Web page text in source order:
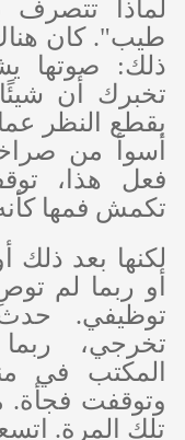
لماذا تتصرف
طيب". كان
ذلك: صوتها
تخبرك أن
بقطع النظر
أسوأ من
فعل هذا،
تكمش فمها
لكنها بعد
أو ربما لم
توظيفي.
تخرجي،
المكتب في
وتوقفت فجأة.
تلك المرة.